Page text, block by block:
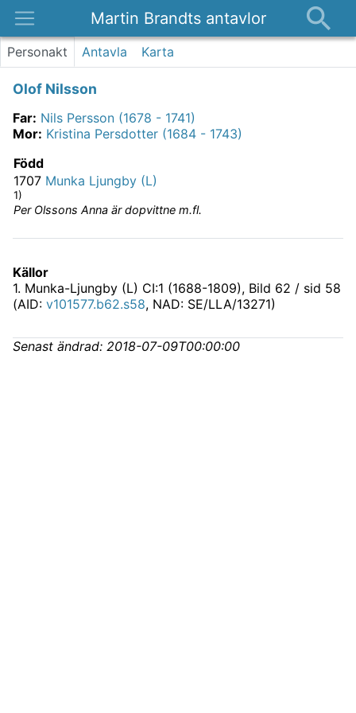
Martin Brandts antavlor
Platser
Kontakt
Personakt Antavla Karta
Olof Nilsson
Far: Nils Persson (1678 - 1741)
Mor: Kristina Persdotter (1684 - 1743)
Född
1707 Munka Ljungby (L)
1)
Per Olssons Anna är dopvittne m.fl.
Källor
1. Munka-Ljungby (L) CI:1 (1688-1809), Bild 62 / sid 58
(AID: v101577.b62.s58, NAD: SE/LLA/13271)
Senast ändrad: 2018-07-09T00:00:00